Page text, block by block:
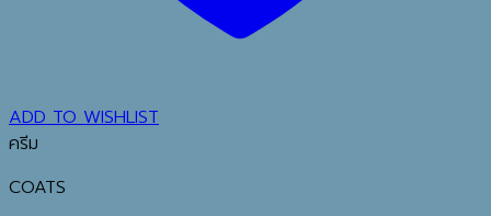
ADD TO WISHLIST
ครีม
COATS